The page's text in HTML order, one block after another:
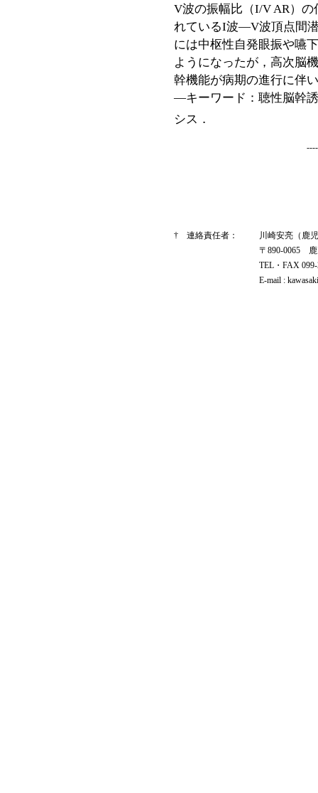
V波の振幅比（I/V AR）
れているI波―V波頂点間
には中枢性自発眼振や嚥
ようになったが，高次脳
幹機能が病期の進行に伴
―キーワード： 聴性脳幹
シス．
† 連絡責任者：
川崎安亮（鹿
〒890-0065 鹿
TEL・FAX
E-mail :